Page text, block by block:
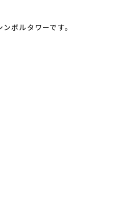
ボルタワーです。